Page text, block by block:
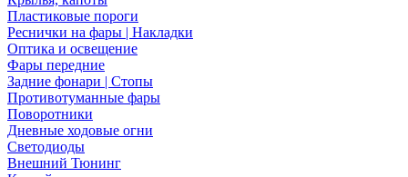
Пластиковые пороги
Реснички на фары | Накладки
Оптика и освещение
Фары передние
Задние фонари | Стопы
Противотуманные фары
Поворотники
Дневные ходовые огни
Светодиоды
Внешний Тюнинг